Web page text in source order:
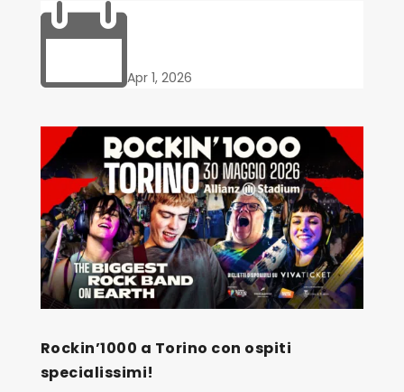
Apr 1, 2026
Rockin’1000 a Torino con ospiti
specialissimi!